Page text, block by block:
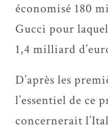
économisé 180
Gucci pour
1,4 milliard
D’après les
l’essentiel de ce
concernerait